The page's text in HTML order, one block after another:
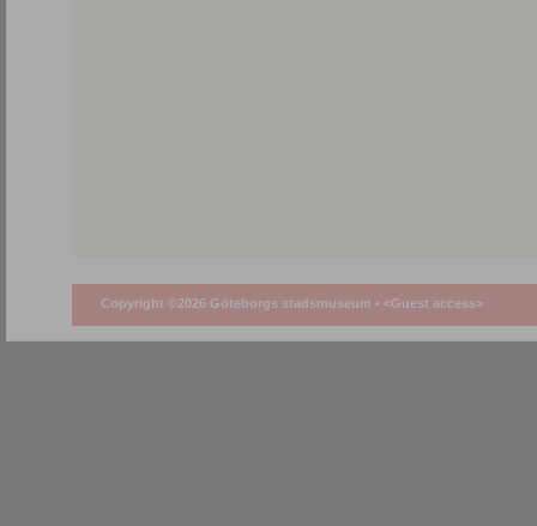
Copyright ©2026 Göteborgs stadsmuseum • <Guest access>